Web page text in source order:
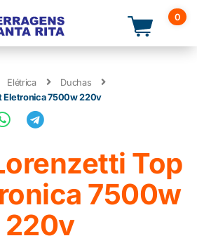
0
Elétrica
Duchas
Eletronica 7500w 220v
Top
7500w
220v